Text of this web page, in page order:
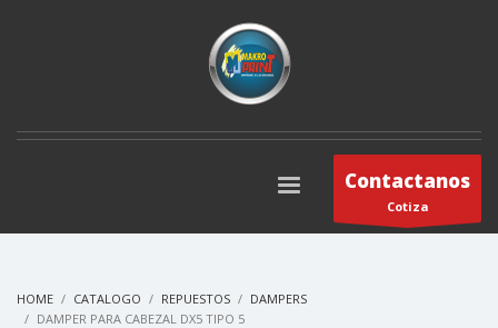
Contactanos
Cotiza
HOME CATALOGO REPUESTOS
DAMPERS
DAMPER PARA CABEZAL DX5 TIPO 5